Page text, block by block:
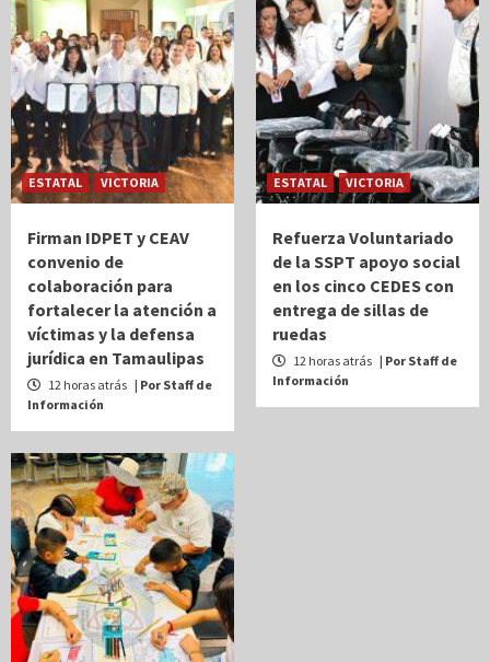
ESTATAL VICTORIA
Firman IDPET y CEAV
convenio de
colaboración para
fortalecer la atención a
víctimas y la defensa
jurídica en Tamaulipas
12 horas atrás | Por Staff de
Información
ESTATAL VICTORIA
Refuerza Voluntariado
de la SSPT apoyo social
en los cinco CEDES con
entrega de sillas de
ruedas
12 horas atrás | Por Staff de
Información